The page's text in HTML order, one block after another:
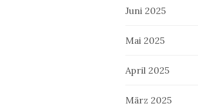
Juni 2025
Mai 2025
April 2025
März 2025